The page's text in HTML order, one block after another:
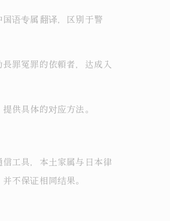
语专属翻译，区别于警
罪冤罪的依頼者，达成入
供具体的对应方法。
工具，本土家属与日本律
不保证相同结果。